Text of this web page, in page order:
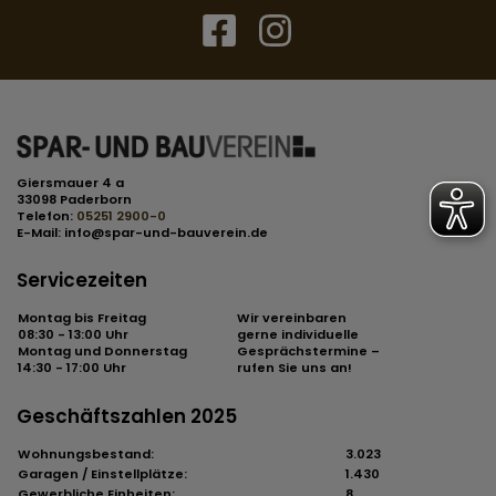
Giersmauer 4 a
33098 Paderborn
Telefon: 05251 2900-0
E-Mail: info@spar-und-bauverein.de
Servicezeiten
Montag bis Freitag
08:30 - 13:00 Uhr
Montag und Donnerstag
14:30 - 17:00 Uhr
Wir vereinbaren
gerne individuelle
Gesprächstermine –
rufen Sie uns an!
Geschäftszahlen 2025
Wohnungsbestand:
3.023
Garagen / Einstellplätze:
1.430